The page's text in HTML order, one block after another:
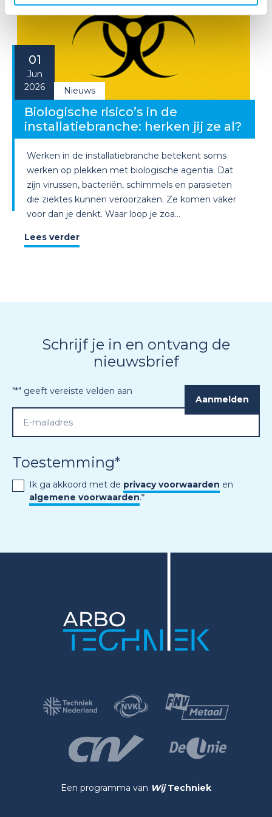
01
Jun
2026
Nieuws
Biologische risico’s in de
installatiebranche: herken jij ze al?
Werken in de installatiebranche betekent soms
werken op plekken met biologische agentia. Dat
zijn virussen, bacteriën, schimmels en parasieten
die ziektes kunnen veroorzaken. Ze komen vaker
voor dan je denkt. Waar loop je zoa...
Lees verder
Schrijf je in en ontvang de
nieuwsbrief
"*" geeft vereiste velden aan
Toestemming*
Ik ga akkoord met de privacy voorwaarden en
algemene voorwaarden.*
Een programma van Wij Techniek